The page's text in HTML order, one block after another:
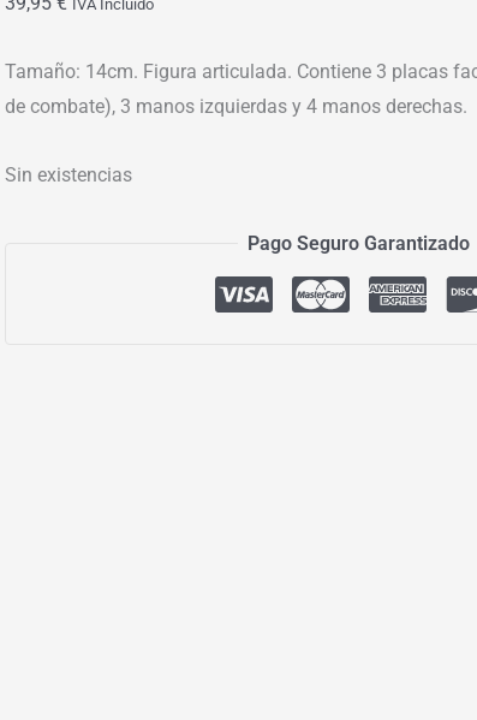
IVA Incluído
Tamaño: 14cm. Figura articulada. Contiene 3 placas
de combate), 3 manos izquierdas y 4 manos derechas.
Sin existencias
Pago Seguro Garantizado